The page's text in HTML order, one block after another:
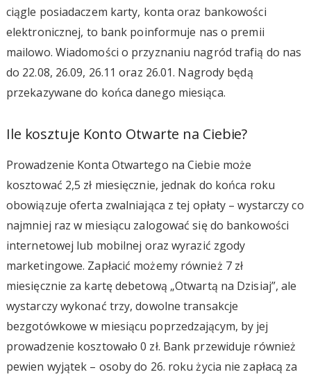
ciągle posiadaczem karty, konta oraz bankowości
elektronicznej, to bank poinformuje nas o premii
mailowo. Wiadomości o przyznaniu nagród trafią do nas
do 22.08, 26.09, 26.11 oraz 26.01. Nagrody będą
przekazywane do końca danego miesiąca.
Ile kosztuje Konto Otwarte na Ciebie?
Prowadzenie Konta Otwartego na Ciebie może
kosztować 2,5 zł miesięcznie, jednak do końca roku
obowiązuje oferta zwalniająca z tej opłaty – wystarczy co
najmniej raz w miesiącu zalogować się do bankowości
internetowej lub mobilnej oraz wyrazić zgody
marketingowe. Zapłacić możemy również 7 zł
miesięcznie za kartę debetową „Otwartą na Dzisiaj”, ale
wystarczy wykonać trzy, dowolne transakcje
bezgotówkowe w miesiącu poprzedzającym, by jej
prowadzenie kosztowało 0 zł. Bank przewiduje również
pewien wyjątek – osoby do 26. roku życia nie zapłacą za